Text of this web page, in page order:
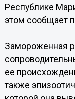
Республике
этом сообщает
Замороженная
ее
также